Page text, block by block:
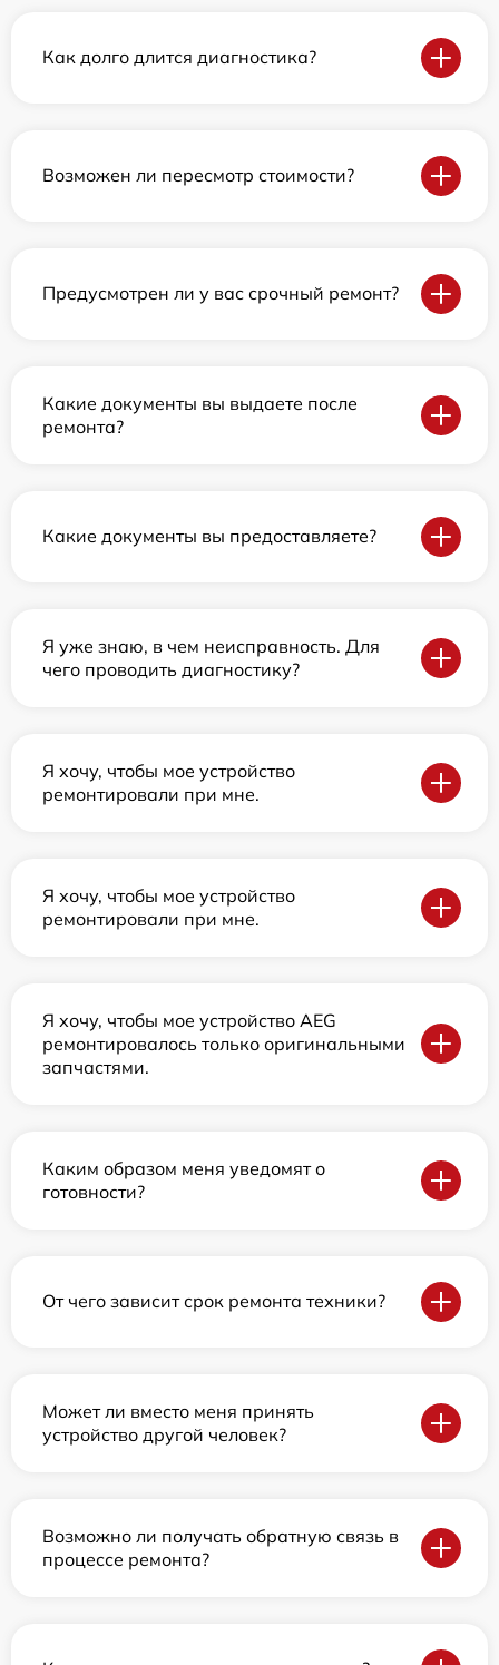
Как долго длится диагностика?
Возможен ли пересмотр стоимости?
Предусмотрен ли у вас срочный ремонт?
Какие документы вы выдаете после
ремонта?
Какие документы вы предоставляете?
Я уже знаю, в чем неисправность. Для
чего проводить диагностику?
Я хочу, чтобы мое устройство
ремонтировали при мне.
Я хочу, чтобы мое устройство
ремонтировали при мне.
Я хочу, чтобы мое устройство AEG
ремонтировалось только оригинальными
запчастями.
Каким образом меня уведомят о
готовности?
От чего зависит срок ремонта техники?
Может ли вместо меня принять
устройство другой человек?
Возможно ли получать обратную связь в
процессе ремонта?